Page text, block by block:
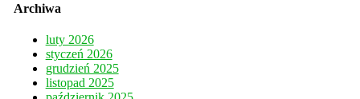
Archiwa
luty 2026
styczeń 2026
grudzień 2025
listopad 2025